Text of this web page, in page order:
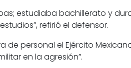
estudiaba bachillerato y
refirió el defensor.
personal el Ejército
en la agresión”.